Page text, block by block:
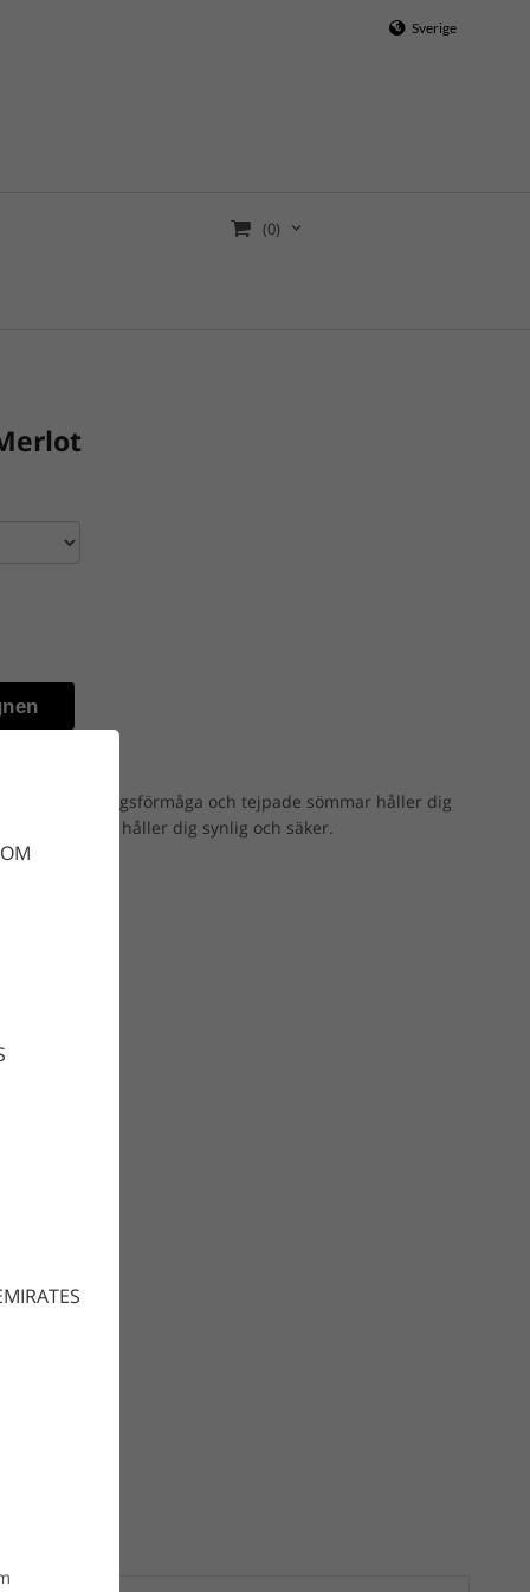
Sverige
(0)
God andningsförmåga och tejpade sömmar håller dig
delarna håller dig synlig och säker.